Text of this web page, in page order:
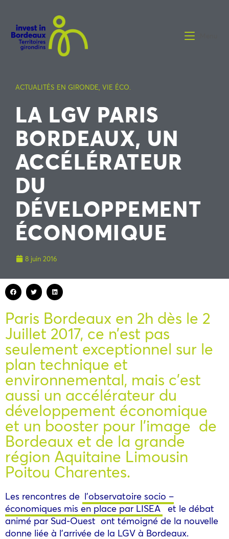
ACTUALITÉS EN GIRONDE, VIE ÉCO.
LA LGV PARIS
BORDEAUX, UN
ACCÉLÉRATEUR
DU
DÉVELOPPEMENT
ÉCONOMIQUE
8 juin 2016
Paris Bordeaux en 2h dès le 2
Juillet 2017, ce n’est pas
seulement exceptionnel sur le
plan technique et
environnemental, mais c’est
aussi un accélérateur du
développement économique
et un booster pour l’image de
Bordeaux et de la grande
région Aquitaine Limousin
Poitou Charentes.
Les rencontres de l’observatoire socio –
économiques mis en place par LISEAet le débat
animé par Sud-Ouest ont témoigné de la nouvelle
donne liée à l’arrivée de la LGV à Bordeaux.